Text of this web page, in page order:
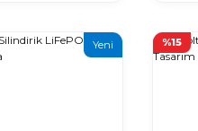
Yeni %15